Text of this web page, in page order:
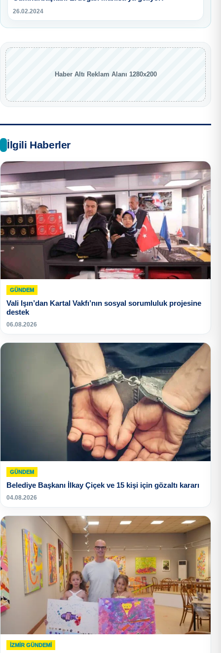
26.02.2024
Haber Altı Reklam Alanı 1280x200
İlgili Haberler
GÜNDEM
Vali Işın’dan Kartal Vakfı’nın sosyal sorumluluk projesine
destek
06.08.2026
GÜNDEM
Belediye Başkanı İlkay Çiçek ve 15 kişi için gözaltı kararı
04.08.2026
İZMIR GÜNDEMI